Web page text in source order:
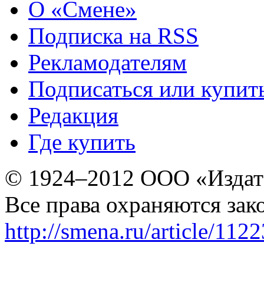
О «Смене»
Подписка на RSS
Рекламодателям
Подписаться или
Редакция
Где купить
© 1924–2012 ООО
Все права охраняются
http://smena.ru/article/